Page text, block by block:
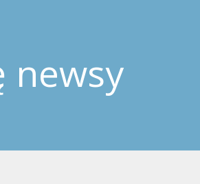
newsy